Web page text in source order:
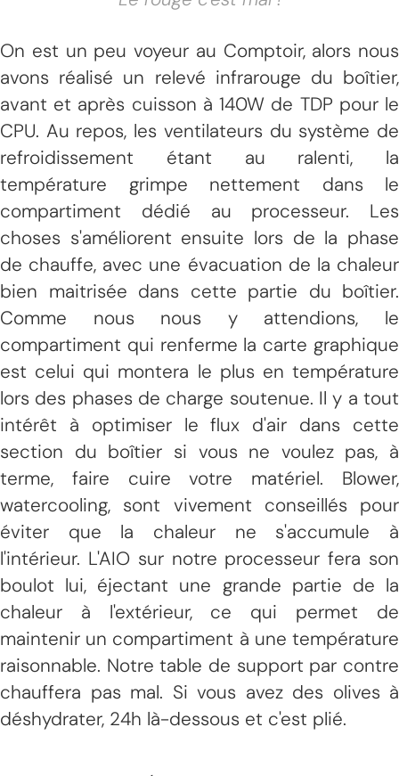
On est un peu voyeur au Comptoir, alors nous
avons réalisé un relevé infrarouge du boîtier,
avant et après cuisson à 140W de TDP pour le
CPU. Au repos, les ventilateurs du système de
refroidissement étant au ralenti, la
température grimpe nettement dans le
compartiment dédié au processeur. Les
choses s'améliorent ensuite lors de la phase
de chauffe, avec une évacuation de la chaleur
bien maitrisée dans cette partie du boîtier.
Comme nous nous y attendions, le
compartiment qui renferme la carte graphique
est celui qui montera le plus en température
lors des phases de charge soutenue. Il y a tout
intérêt à optimiser le flux d'air dans cette
section du boîtier si vous ne voulez pas, à
terme, faire cuire votre matériel. Blower,
watercooling, sont vivement conseillés pour
éviter que la chaleur ne s'accumule à
l'intérieur. L'AIO sur notre processeur fera son
boulot lui, éjectant une grande partie de la
chaleur à l'extérieur, ce qui permet de
maintenir un compartiment à une température
raisonnable. Notre table de support par contre
chauffera pas mal. Si vous avez des olives à
déshydrater, 24h là-dessous et c'est plié.